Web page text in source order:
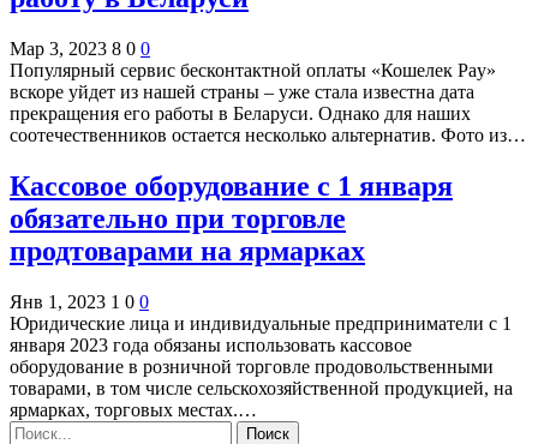
Мар 3, 2023 8 0 0
Популярный сервис бесконтактной оплаты «Кошелек Pay»
вскоре уйдет из нашей страны – уже стала известна дата
прекращения его работы в Беларуси. Однако для наших
соотечественников остается несколько альтернатив. Фото из…
Кассовое оборудование с 1 января
обязательно при торговле
продтоварами на ярмарках
Янв 1, 2023 1 0 0
Юридические лица и индивидуальные предприниматели с 1
января 2023 года обязаны использовать кассовое
оборудование в розничной торговле продовольственными
товарами, в том числе сельскохозяйственной продукцией, на
ярмарках, торговых местах.…